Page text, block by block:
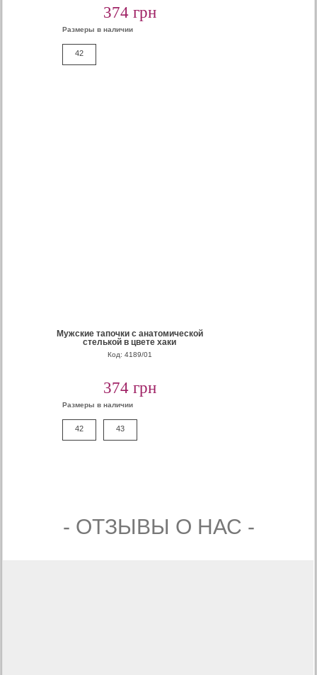
374 грн
Размеры в наличии
42
Мужские тапочки с анатомической
стелькой в цвете хаки
Код: 4189/01
374 грн
Размеры в наличии
42 43
- ОТЗЫВЫ О НАС -